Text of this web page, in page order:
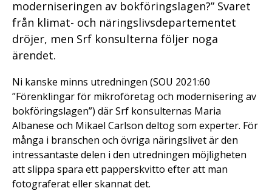
moderniseringen av bokföringslagen?” Svaret
från klimat- och näringslivsdepartementet
dröjer, men Srf konsulterna följer noga
ärendet.
Ni kanske minns utredningen (SOU 2021:60
”Förenklingar för mikroföretag och modernisering av
bokföringslagen”) där Srf konsulternas Maria
Albanese och Mikael Carlson deltog som experter. För
många i branschen och övriga näringslivet är den
intressantaste delen i den utredningen möjligheten
att slippa spara ett papperskvitto efter att man
fotograferat eller skannat det.